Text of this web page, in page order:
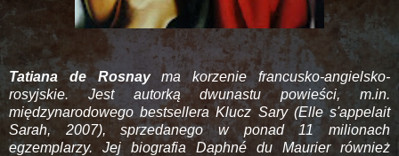
Tatiana de Rosnayma korzenie francusko-angielsko-
rosyjskie. Jest autorką dwunastu powieści, m.in.
międzynarodowego bestsellera Klucz Sary (Elle s'appelait
Sarah, 2007), sprzedanego w ponad 11 milionach
egzemplarzy. Jej biografia Daphné du Maurier również